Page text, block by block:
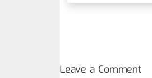
Leave a Comment